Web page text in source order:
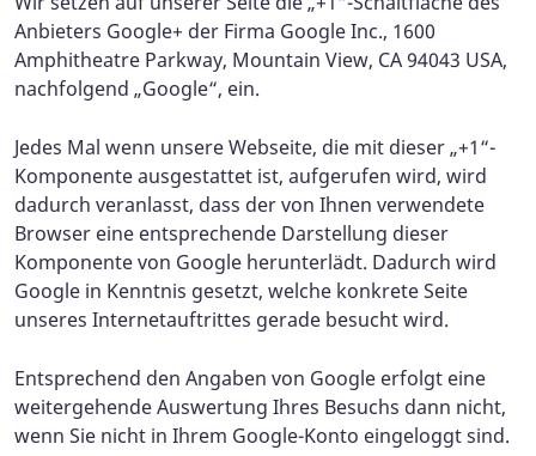
Anbieters Google+ der Firma Google Inc., 1600
Amphitheatre Parkway, Mountain View, CA 94043 USA,
nachfolgend „Google“, ein.
Jedes Mal wenn unsere Webseite, die mit dieser „+1“-
Komponente ausgestattet ist, aufgerufen wird, wird
dadurch veranlasst, dass der von Ihnen verwendete
Browser eine entsprechende Darstellung dieser
Komponente von Google herunterlädt. Dadurch wird
Google in Kenntnis gesetzt, welche konkrete Seite
unseres Internetauftrittes gerade besucht wird.
Entsprechend den Angaben von Google erfolgt eine
weitergehende Auswertung Ihres Besuchs dann nicht,
wenn Sie nicht in Ihrem Google-Konto eingeloggt sind.